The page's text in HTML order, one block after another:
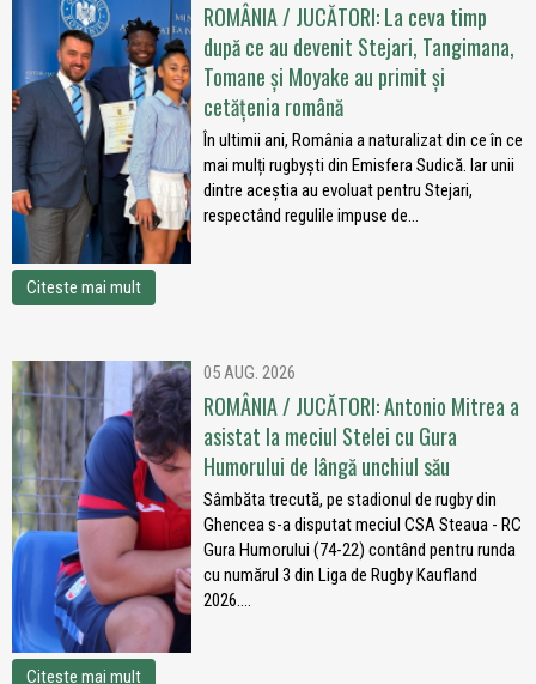
ROMÂNIA / JUCĂTORI: La ceva timp
după ce au devenit Stejari, Tangimana,
Tomane și Moyake au primit și
cetățenia română
În ultimii ani, România a naturalizat din ce în ce
mai mulți rugbyști din Emisfera Sudică. Iar unii
dintre aceștia au evoluat pentru Stejari,
respectând regulile impuse de...
Citeste mai mult
05 AUG. 2026
ROMÂNIA / JUCĂTORI: Antonio Mitrea a
asistat la meciul Stelei cu Gura
Humorului de lângă unchiul său
Sâmbăta trecută, pe stadionul de rugby din
Ghencea s-a disputat meciul CSA Steaua - RC
Gura Humorului (74-22) contând pentru runda
cu numărul 3 din Liga de Rugby Kaufland
2026....
Citeste mai mult